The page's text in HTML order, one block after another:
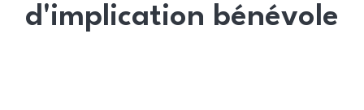
d'implication bénévole